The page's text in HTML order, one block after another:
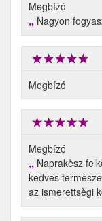
Megbízó
Nagyon
Megbízó
Megbízó
Naprakèsz
kedves
az ismerettsègi